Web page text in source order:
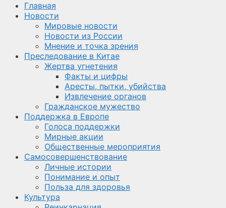
Главная
Новости
Мировые новости
Новости из России
Мнение и точка зрения
Преследование в Китае
Жертва угнетения
Факты и цифры
Аресты, пытки, убийства
Извлечение органов
Гражданское мужество
Поддержка в Европе
Голоса поддержки
Мирные акции
Общественные мероприятия
Самосовершенствование
Личные истории
Понимание и опыт
Польза для здоровья
Культура